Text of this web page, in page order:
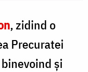
, zidind o
Precuratei
și